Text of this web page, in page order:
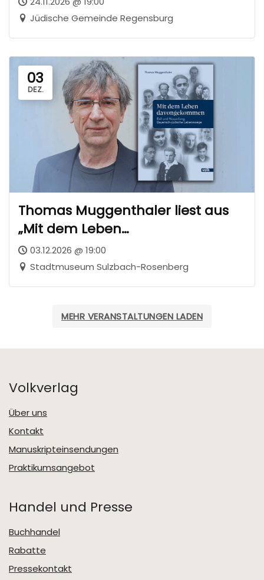
Jüdische Gemeinde Regensburg
03
DEZ.
Thomas Muggenthaler liest aus
„Mit dem Leben
davongekommen“
03.12.2026 @ 19:00
Stadtmuseum Sulzbach-Rosenberg
MEHR VERANSTALTUNGEN LADEN
Volkverlag
Über uns
Kontakt
Manuskripteinsendungen
Praktikumsangebot
Handel und Presse
Buchhandel
Rabatte
Pressekontakt